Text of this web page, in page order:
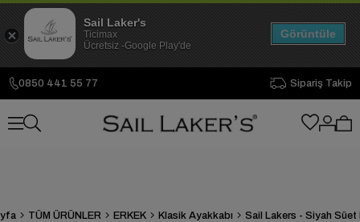
0850 441 55 77 Sipariş Takip
TÜM ÜRÜNLER ERKEK Klasik Ayakkabı
Sail Laker's
Ticimax
Ücretsiz -Google Play'de
Görüntüle